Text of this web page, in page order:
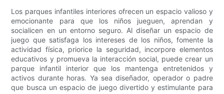
Los parques infantiles interiores ofrecen un espacio valioso y
emocionante para que los niños jueguen, aprendan y
socialicen en un entorno seguro. Al diseñar un espacio de
juego que satisfaga los intereses de los niños, fomente la
actividad física, priorice la seguridad, incorpore elementos
educativos y promueva la interacción social, puede crear un
parque infantil interior que los mantenga entretenidos y
activos durante horas. Ya sea diseñador, operador o padre
que busca un espacio de juego divertido y estimulante para